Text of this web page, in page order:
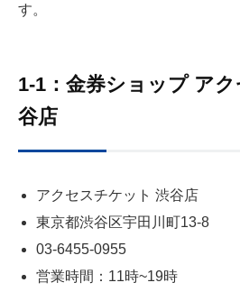
す。
1-1：金券ショップ ア
谷店
アクセスチケット 渋谷店
東京都渋谷区宇田川町13-8
03-6455-0955
営業時間：11時~19時